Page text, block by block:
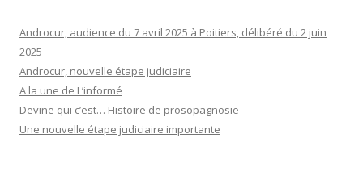
Androcur, audience du 7 avril 2025 à Poitiers, délibéré du 2 juin
2025
Androcur, nouvelle étape judiciaire
A la une de L’informé
Devine qui c’est… Histoire de prosopagnosie
Une nouvelle étape judiciaire importante